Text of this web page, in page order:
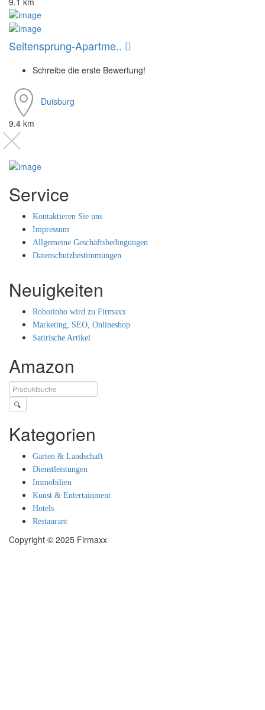
Seitensprung-Apartme..
Schreibe die erste Bewertung!
Duisburg
9.4 km
Service
Kontaktieren Sie uns
Impressum
Allgemeine Geschäftsbedingungen
Datenschutzbestimmungen
Neuigkeiten
Robotinho wird zu Firmaxx
Marketing, SEO, Onlineshop
Satirische Artikel
Amazon
🔍
Kategorien
Garten & Landschaft
Dienstleistungen
Immobilien
Kunst & Entertainment
Hotels
Restaurant
Copyright © 2025 Firmaxx